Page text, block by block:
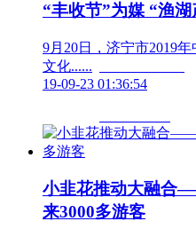
“丰收节”为媒 “渔
9月20日，济宁市2019
19-09-23 01:36:54
小韭花推动大融合
来3000多游客